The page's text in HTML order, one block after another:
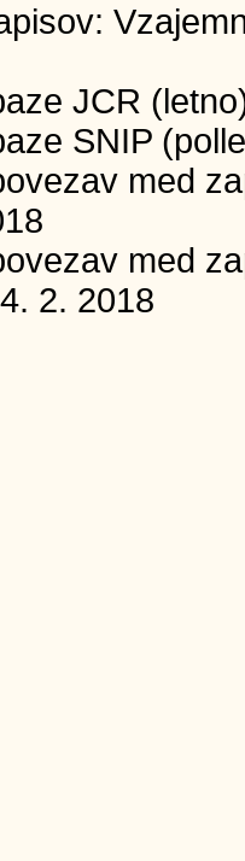
JCR
SNIP
med
med
2. 2018